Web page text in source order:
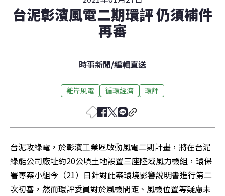
台泥彰濱風電二期環評 仍須補件
再審
時事新聞/編輯直送
離岸風電 循環經濟 環評
台泥攻綠電，於彰濱工業區啟動風電二期計畫，將在台泥
綠能公司廠址約20公頃土地設置三座陸域風力機組，環保
署專案小組今（21）日針對此案環境影響說明書進行第二
次初審，然而環評委員對於風機間距、風機位置等疑慮未